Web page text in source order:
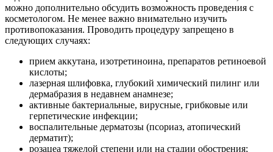
можно дополнительно обсудить возможность проведения с
косметологом. Не менее важно внимательно изучить
противопоказания. Проводить процедуру запрещено в
следующих случаях:
прием аккутана, изотретиноина, препаратов ретиноевой
кислоты;
лазерная шлифовка, глубокий химический пилинг или
дермабразия в недавнем анамнезе;
активные бактериальные, вирусные, грибковые или
герпетические инфекции;
воспалительные дерматозы (псориаз, атопический
дерматит);
розацеа тяжелой степени или на стадии обострения;